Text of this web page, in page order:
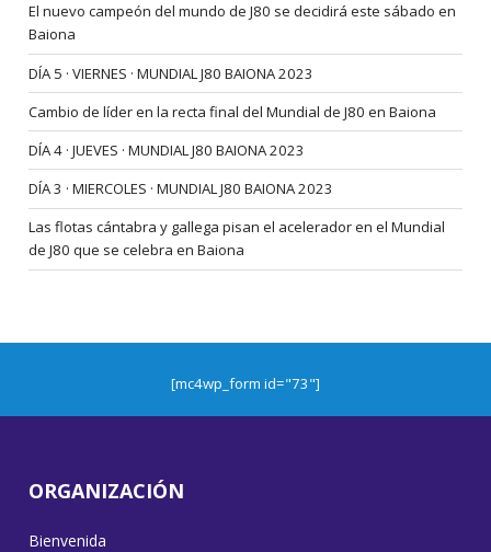
El nuevo campeón del mundo de J80 se decidirá este sábado en
Baiona
DÍA 5 · VIERNES · MUNDIAL J80 BAIONA 2023
Cambio de líder en la recta final del Mundial de J80 en Baiona
DÍA 4 · JUEVES · MUNDIAL J80 BAIONA 2023
DÍA 3 · MIERCOLES · MUNDIAL J80 BAIONA 2023
Las flotas cántabra y gallega pisan el acelerador en el Mundial
de J80 que se celebra en Baiona
[mc4wp_form id="73"]
ORGANIZACIÓN
Bienvenida